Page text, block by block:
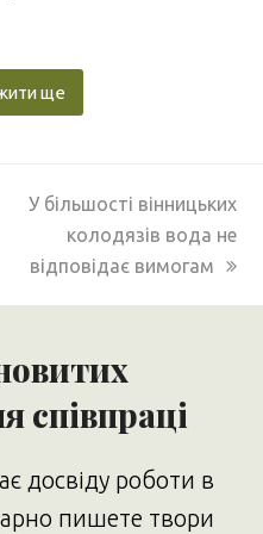
ще
next
post:
У більшості вінницьких
колодязів вода не
відповідає вимогам
співпраці
досвіду роботи в
пишете твори